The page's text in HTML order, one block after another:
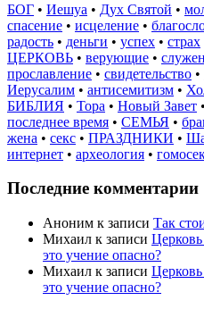
БОГ • Иешуа • Дух Святой •
спасение • исцеление •
радость • деньги • успех • страх
ЦЕРКОВЬ • верующие •
прославление • свидетельство •
Иерусалим • антисемитизм •
БИБЛИЯ • Тора • Новый Завет •
последнее время • СЕМЬЯ •
жена • секс • ПРАЗДНИКИ •
интернет • археология •
Последние комментарии
Аноним к записи Так
Михаил к записи
это учение опасно?
Михаил к записи
это учение опасно?